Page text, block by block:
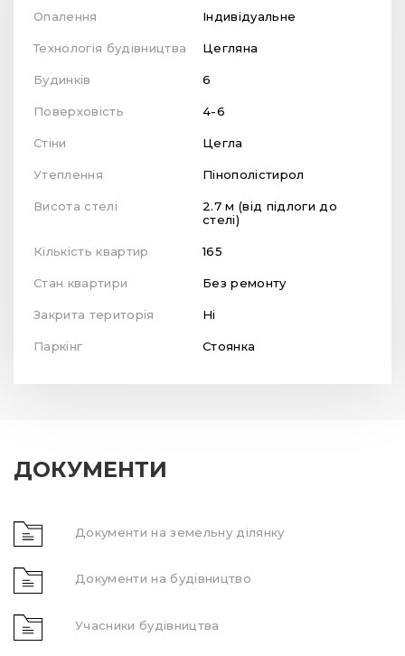
Опалення Індивідуальне
Технологія будівництва Цегляна
Будинків 6
Поверховість 4-6
Стіни Цегла
Утеплення Пінополістирол
Висота стелі
2.7 м (від підлоги до
стелі)
Кількість квартир 165
Стан квартири Без ремонту
Закрита територія Ні
Паркінг Стоянка
ДОКУМЕНТИ
Документи на земельну ділянку
Документи на будівництво
Учасники будівництва